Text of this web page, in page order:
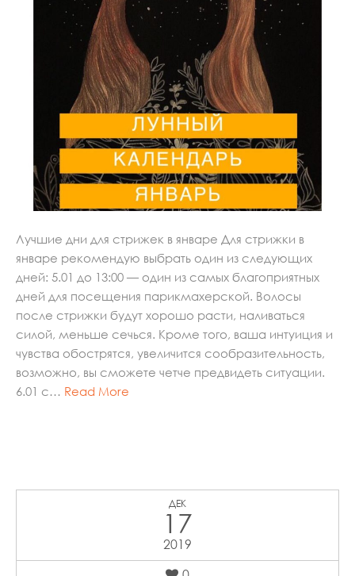
Лучшие дни для стрижек в январе Для стрижки в
январе рекомендую выбрать один из следующих
дней: 5.01 до 13:00 — один из самых благоприятных
дней для посещения парикмахерской. Волосы
после стрижки будут хорошо расти, наливаться
силой, меньше сечься. Кроме того, ваша интуиция и
чувства обострятся, увеличится сообразительность,
возможно, вы сможете четче предвидеть ситуации.
6.01 с… Read More
ДЕК
17
2019